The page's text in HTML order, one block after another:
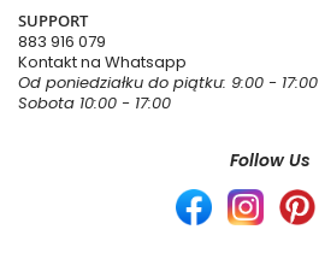
SUPPORT
883 916 079
Kontakt na Whatsapp
Od poniedziałku do piątku: 9:00 - 17:00
Sobota 10:00 - 17:00
Follow Us